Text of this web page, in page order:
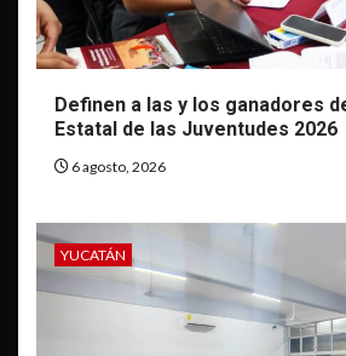
Definen a las y los ganadores
Estatal de las Juventudes 2026
6 agosto, 2026
YUCATÁN